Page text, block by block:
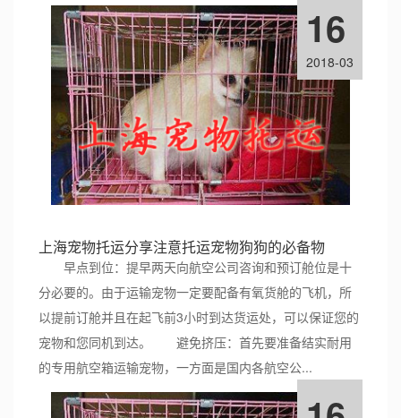
上海宠物托运分享注意托运宠物狗狗的必备物
早点到位：提早两天向航空公司咨询和预订舱位是十
分必要的。由于运输宠物一定要配备有氧货舱的飞机，所
以提前订舱并且在起飞前3小时到达货运处，可以保证您的
宠物和您同机到达。 避免挤压：首先要准备结实耐用
的专用航空箱运输宠物，一方面是国内各航空公...
16
2018-03